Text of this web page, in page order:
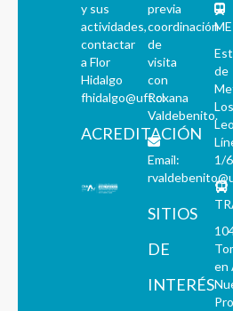
y sus
actividades,
contactar
a Flor
Hidalgo
fhidalgo@uft.cl
ACREDITACIÓN
previa
coordinación
de
visita
con
Roxana
Valdebenito.
Email:
SITIOS
DE
INTERÉS
de
Los
1/
en